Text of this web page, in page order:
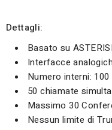
Dettagli:
Basato su
Interfacce
Numero interni:
50 chiamate
Massimo 30
Nessun limite di